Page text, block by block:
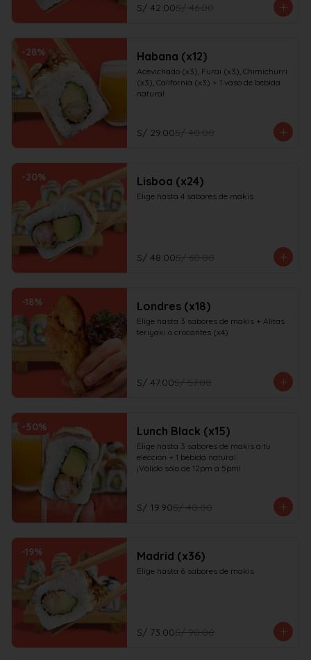
S/ 42.00S/ 46.00
-28% Habana (x12)
Acevichado (x3), Furai (x3), Chimichurri
(x3), California (x3) + 1 vaso de bebida
natural
S/ 29.00S/ 40.00
-20% Lisboa (x24)
Elige hasta 4 sabores de makis
S/ 48.00S/ 60.00
-18% Londres (x18)
Elige hasta 3 sabores de makis + Alitas
teriyaki o crocantes (x4)
S/ 47.00S/ 57.00
-50% Lunch Black (x15)
Elige hasta 3 sabores de makis a tu
elección + 1 bebida natural
¡Válido sólo de 12pm a 5pm!
S/ 19.90S/ 40.00
-19% Madrid (x36)
Elige hasta 6 sabores de makis
S/ 73.00S/ 90.00